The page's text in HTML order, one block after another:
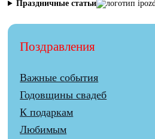
Праздничные статьи
Поздравления
Важные события
Годовщины свадеб
К подаркам
Любимым